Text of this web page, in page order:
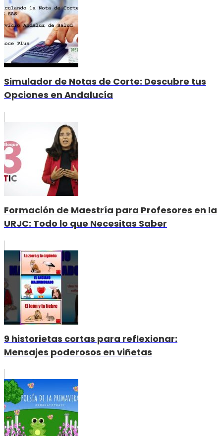
Simulador de Notas de Corte: Descubre tus
Opciones en Andalucía
Formación de Maestría para Profesores en la
URJC: Todo lo que Necesitas Saber
9 historietas cortas para reflexionar:
Mensajes poderosos en viñetas